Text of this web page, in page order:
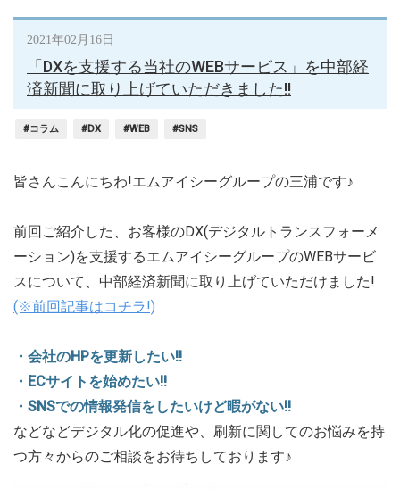
2021年02月16日
「DXを支援する当社のWEBサービス」を中部経
済新聞に取り上げていただきました!!
#コラム #DX #WEB #SNS
皆さんこんにちわ!エムアイシーグループの三浦です♪
前回ご紹介した、お客様のDX(デジタルトランスフォーメ
ーション)を支援するエムアイシーグループのWEBサービ
スについて、中部経済新聞に取り上げていただけました!
(※前回記事はコチラ!)
・会社のHPを更新したい!!
・ECサイトを始めたい!!
・SNSでの情報発信をしたいけど暇がない!!
などなどデジタル化の促進や、刷新に関してのお悩みを持
つ方々からのご相談をお待ちしております♪